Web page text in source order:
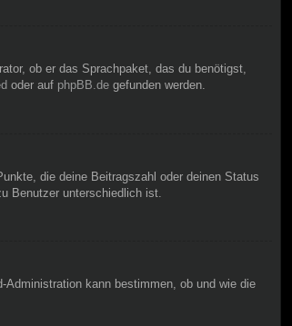
ob er das Sprachpaket, das du benötigst,
oder auf phpBB.de gefunden werden.
die deine Beitragszahl oder deinen Status
Benutzer unterschiedlich ist.
Administration kann bestimmen, ob und wie die